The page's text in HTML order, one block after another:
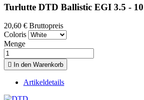
Turlutte DTD Ballistic EGI 3.5 -
20,60 € Bruttopreis
Coloris
Menge
 In den Warenkorb
Artikeldetails